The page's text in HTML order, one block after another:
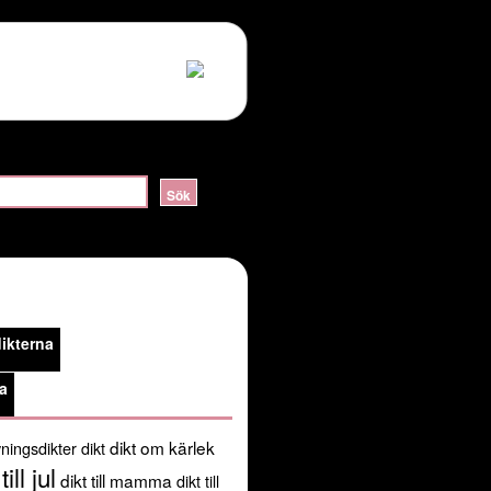
alert handshake failure in
share/pear:/usr/share/php') in
diktdikt om kärlek
jul dikt till mamma dikt till